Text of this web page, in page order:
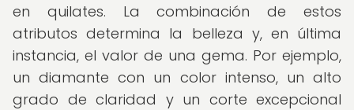
en quilates. La combinación de estos
atributos determina la belleza y, en última
instancia, el valor de una gema. Por ejemplo,
un diamante con un color intenso, un alto
grado de claridad y un corte excepcional